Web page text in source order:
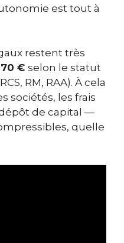
est tout à
restent très
€ selon le statut
RM, RAA). À cela
sociétés, les frais
de capital —
quelle